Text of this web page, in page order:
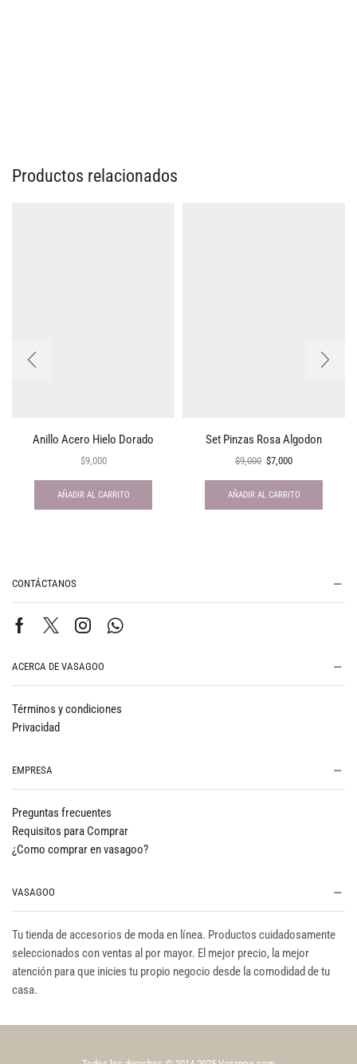
Productos relacionados
Anillo Acero Hielo Dorado
$9,000
AÑADIR AL CARRITO
Set Pinzas Rosa Algodon
$9,000 $7,000
AÑADIR AL CARRITO
CONTÁCTANOS
ACERCA DE VASAGOO
Términos y condiciones
Privacidad
EMPRESA
Preguntas frecuentes
Requisitos para Comprar
¿Como comprar en vasagoo?
VASAGOO
Tu tienda de accesorios de moda en línea. Productos cuidadosamente
seleccionados con ventas al por mayor. El mejor precio, la mejor
atención para que inicies tu propio negocio desde la comodidad de tu
casa.